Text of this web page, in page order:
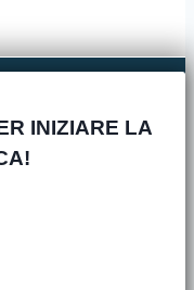
INIZIARE LA